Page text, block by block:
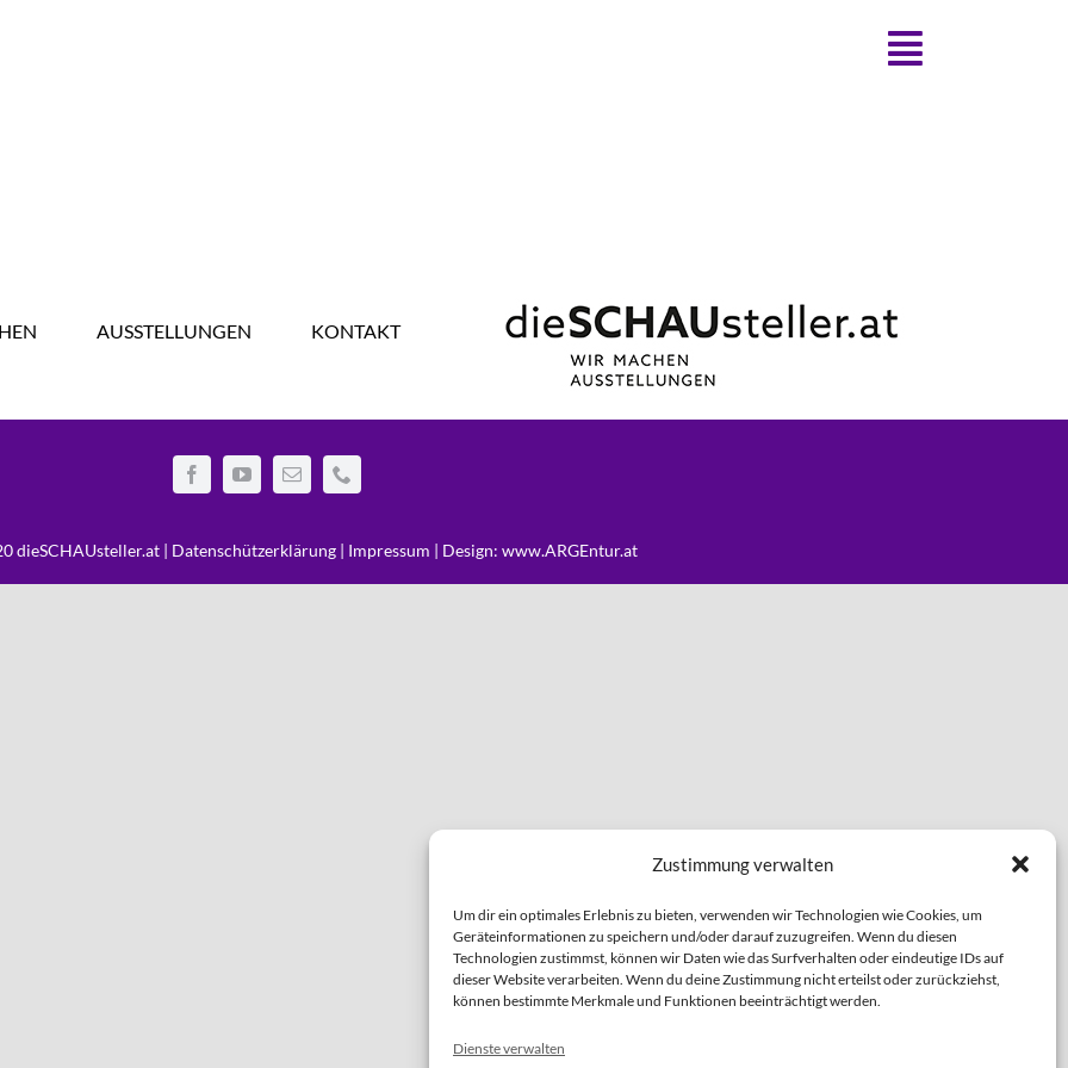
Zustimmung verwalten
Um dir ein optimales Erlebnis zu bieten, verwenden wir Technologien wie Cookies, um
Geräteinformationen zu speichern und/oder darauf zuzugreifen. Wenn du diesen
Technologien zustimmst, können wir Daten wie das Surfverhalten oder eindeutige IDs auf
dieser Website verarbeiten. Wenn du deine Zustimmung nicht erteilst oder zurückziehst,
können bestimmte Merkmale und Funktionen beeinträchtigt werden.
Dienste verwalten
AUSSTELLUNGEN KONTAKT
dieSCHAUsteller.at | Datenschützerklärung | Impressum | Design: www.ARGEntur.at